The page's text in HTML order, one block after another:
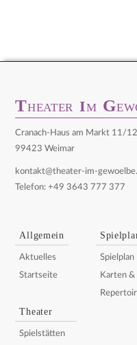
THEATER IM G
Cranach-Haus am Markt 11/12
99423 Weimar
kontakt@theater-im-
Telefon: +49 3643 777 377
Allgemein
Aktuelles
Startseite
Spielplan
Karten &
Theater
Spielstätten